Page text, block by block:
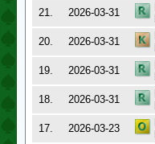
21.
2026-03-31
20.
2026-03-31
19.
2026-03-31
18.
2026-03-31
17.
2026-03-23